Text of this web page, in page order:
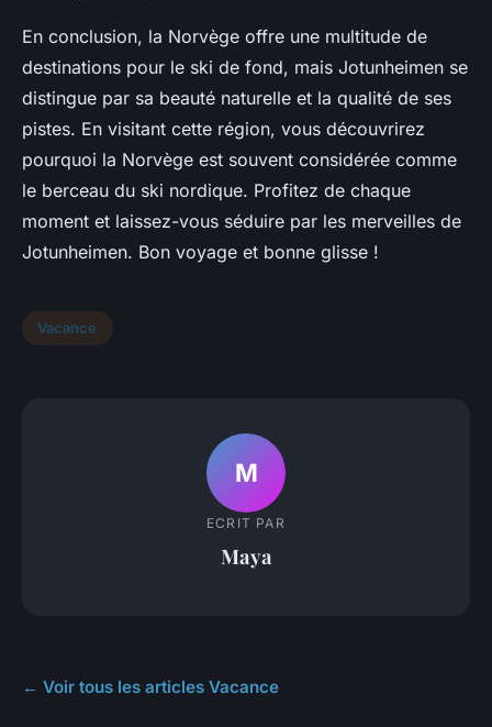
En conclusion, la Norvège offre une multitude de
destinations pour le ski de fond, mais Jotunheimen se
distingue par sa beauté naturelle et la qualité de ses
pistes. En visitant cette région, vous découvrirez
pourquoi la Norvège est souvent considérée comme
le berceau du ski nordique. Profitez de chaque
moment et laissez-vous séduire par les merveilles de
Jotunheimen. Bon voyage et bonne glisse !
Vacance
M
ECRIT PAR
Maya
← Voir tous les articles Vacance